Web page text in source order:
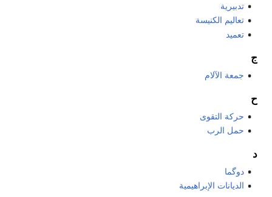
تدبيرية
تعاليم الكنيسة
تعميد
ج
جمعة الآلام
ح
حركة التقوى
حمل الرب
د
دوگما
الديانات الإبراهيمية